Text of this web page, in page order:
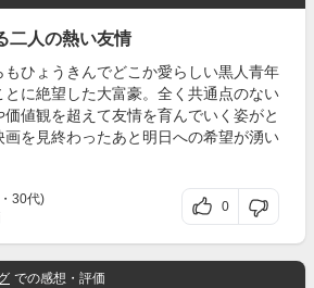
二人の熱い友情
ひょうきんでどこか愛らしい黒人青年
とに絶望した大富豪。全く共通点のない
値観を超えて友情を育んでいく姿がと
を見終わったあと明日への希望が湧い
30代)
0
での感想・評価